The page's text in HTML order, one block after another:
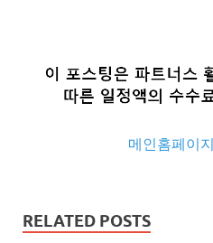
메인홈페이
사
RELATED POSTS